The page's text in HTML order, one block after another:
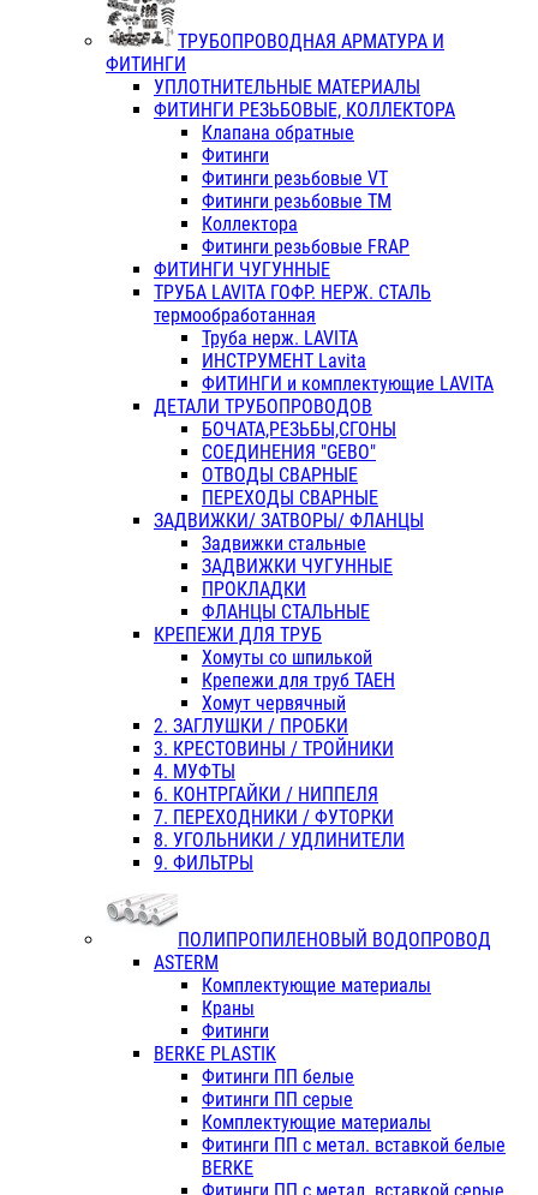
ТРУБОПРОВОДНАЯ АРМАТУРА И
ФИТИНГИ
УПЛОТНИТЕЛЬНЫЕ МАТЕРИАЛЫ
ФИТИНГИ РЕЗЬБОВЫЕ, КОЛЛЕКТОРА
Клапана обратные
Фитинги
Фитинги резьбовые VT
Фитинги резьбовые ТМ
Коллектора
Фитинги резьбовые FRAP
ФИТИНГИ ЧУГУННЫЕ
ТРУБА LAVITA ГОФР. НЕРЖ. СТАЛЬ
термообработанная
Труба нерж. LAVITA
ИНСТРУМЕНТ Lavita
ФИТИНГИ и комплектующие LAVITA
ДЕТАЛИ ТРУБОПРОВОДОВ
БОЧАТА,РЕЗЬБЫ,СГОНЫ
СОЕДИНЕНИЯ "GEBO"
ОТВОДЫ СВАРНЫЕ
ПЕРЕХОДЫ СВАРНЫЕ
ЗАДВИЖКИ/ ЗАТВОРЫ/ ФЛАНЦЫ
Задвижки стальные
ЗАДВИЖКИ ЧУГУННЫЕ
ПРОКЛАДКИ
ФЛАНЦЫ СТАЛЬНЫЕ
КРЕПЕЖИ ДЛЯ ТРУБ
Хомуты со шпилькой
Крепежи для труб ТАЕН
Хомут червячный
2. ЗАГЛУШКИ / ПРОБКИ
3. КРЕСТОВИНЫ / ТРОЙНИКИ
4. МУФТЫ
6. КОНТРГАЙКИ / НИППЕЛЯ
7. ПЕРЕХОДНИКИ / ФУТОРКИ
8. УГОЛЬНИКИ / УДЛИНИТЕЛИ
9. ФИЛЬТРЫ
ПОЛИПРОПИЛЕНОВЫЙ ВОДОПРОВОД
ASTERM
Комплектующие материалы
Краны
Фитинги
BERKE PLASTIK
Фитинги ПП белые
Фитинги ПП серые
Комплектующие материалы
Фитинги ПП с метал. вставкой белые
BERKE